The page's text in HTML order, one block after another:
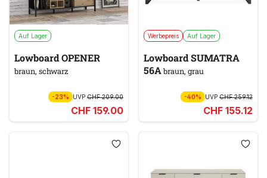
Auf Lager
Lowboard OPENER
braun, schwarz
-23% UVP CHF 209.00
CHF 159.00
Werbepreis Auf Lager
Lowboard SUMATRA
56Abraun, grau
-40% UVPCHF 259.12
CHF 155.12